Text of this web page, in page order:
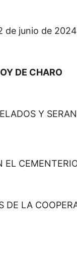
de junio de
DE CHARO
Y
EL
DE LA